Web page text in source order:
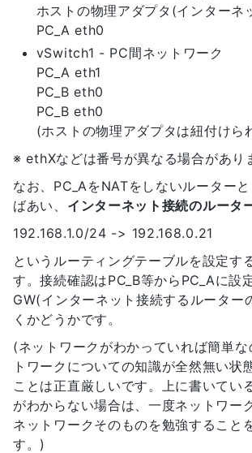
ホストの物理アダプタ(インターネ
PC_A eth0
vSwitch1 - PC間ネットワーク
PC_A eth1
PC_B eth0
PC_B eth0
(ホストの物理アダプタは紐付けら
※ ethXなどは番号が異なる場合があり
なお、PC_AをNATをしないルーター
ばあい、 インターネット接続のルータ
192.168.1.0/24 -> 192.168.0.21
というルーティングテーブルを設定す
す。接続確認はPC_B等からPC_Aに設
GW(インターネット接続するルーター
くかどうかです。
(ネットワークがわかっていれば簡単な
トワークについての知識が全然無い状
ことは正直厳しいです。上に書いてい
がわからない場合は、一度ネットワー
ネットワークそのものを勉強すること
す。)